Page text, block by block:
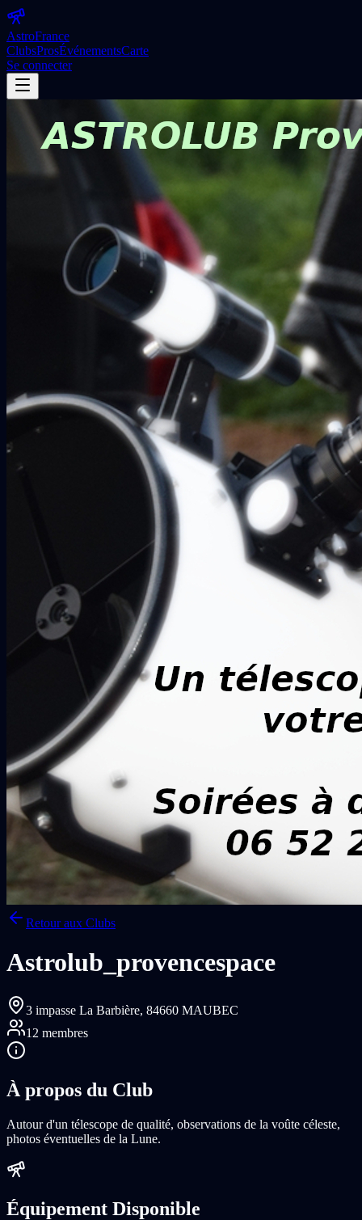
AstroFrance
ClubsProsÉvénementsCarte
Se connecter
Retour aux Clubs
Astrolub_provencespace
3 impasse La Barbière, 84660 MAUBEC
12 membres
À propos du Club
Autour d'un télescope de qualité, observations de la voûte céleste,
photos éventuelles de la Lune.
Équipement Disponible